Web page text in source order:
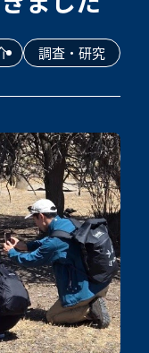
調査・研究